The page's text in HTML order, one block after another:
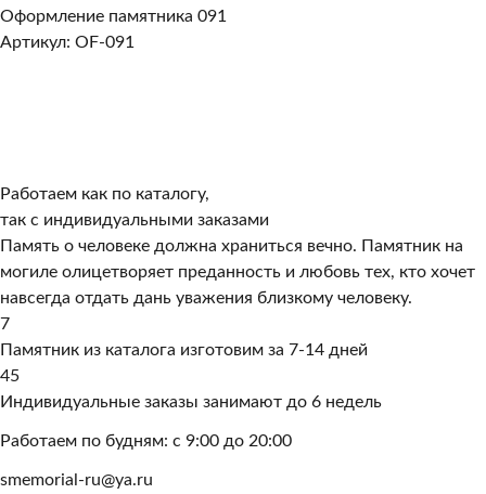
Оформление памятника 091
Артикул: OF-091
Работаем как по каталогу,
так с индивидуальными заказами
Память о человеке должна храниться вечно. Памятник на
могиле олицетворяет преданность и любовь тех, кто хочет
навсегда отдать дань уважения близкому человеку.
7
Памятник из каталога изготовим за 7-14 дней
45
Индивидуальные заказы занимают до 6 недель
Работаем по будням: с 9:00 до 20:00
smemorial-ru@ya.ru